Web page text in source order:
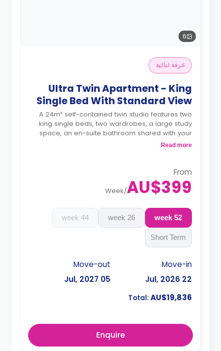
6
غرفة ثنائية
Ultra Twin Apartment - King
Single Bed With Standard View
A 24m² self-contained twin studio features two
king single beds, two wardrobes, a large study
space, an en-suite bathroom shared with your
roommate, a private dining space or breakfast
booking.
Read more
From
AU$399
/
Week
52 week
26 week
44 week
Short Term
Move-in
22 Jul, 2026
Move-out
05 Jul, 2027
Total: AU$19,836
Enquire